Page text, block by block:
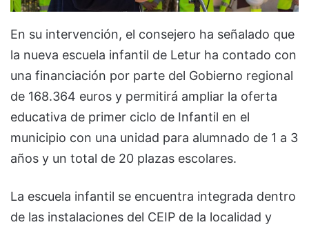
En su intervención, el consejero ha señalado que
la nueva escuela infantil de Letur ha contado con
una financiación por parte del Gobierno regional
de 168.364 euros y permitirá ampliar la oferta
educativa de primer ciclo de Infantil en el
municipio con una unidad para alumnado de 1 a 3
años y un total de 20 plazas escolares.
La escuela infantil se encuentra integrada dentro
de las instalaciones del CEIP de la localidad y